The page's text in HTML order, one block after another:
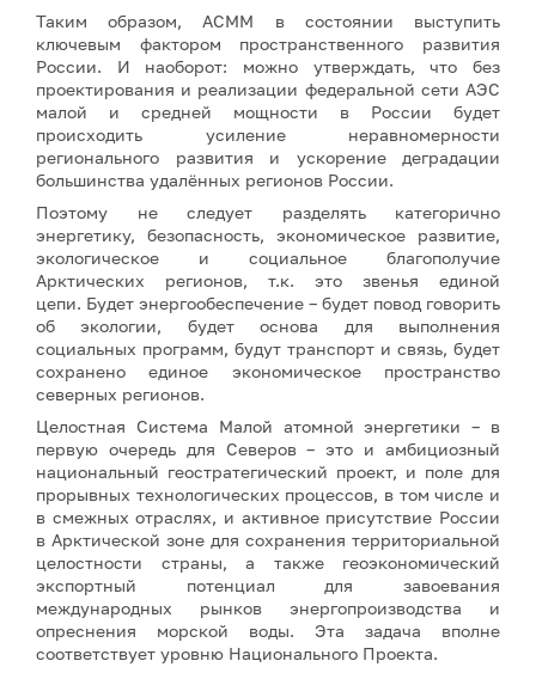
Таким образом, АСММ в состоянии выступить
ключевым фактором пространственного развития
России. И наоборот: можно утверждать, что без
проектирования и реализации федеральной сети АЭС
малой и средней мощности в России будет
происходить усиление неравномерности
регионального развития и ускорение деградации
большинства удалённых регионов России.
Поэтому не следует разделять категорично
энергетику, безопасность, экономическое развитие,
экологическое и социальное благополучие
Арктических регионов, т.к. это звенья единой
цепи. Будет энергообеспечение – будет повод говорить
об экологии, будет основа для выполнения
социальных программ, будут транспорт и связь, будет
сохранено единое экономическое пространство
северных регионов.
Целостная Система Малой атомной энергетики – в
первую очередь для Северов – это и амбициозный
национальный геостратегический проект, и поле для
прорывных технологических процессов, в том числе и
в смежных отраслях, и активное присутствие России
в Арктической зоне для сохранения территориальной
целостности страны, а также геоэкономический
экспортный потенциал для завоевания
международных рынков энергопроизводства и
опреснения морской воды. Эта задача вполне
соответствует уровню Национального Проекта.